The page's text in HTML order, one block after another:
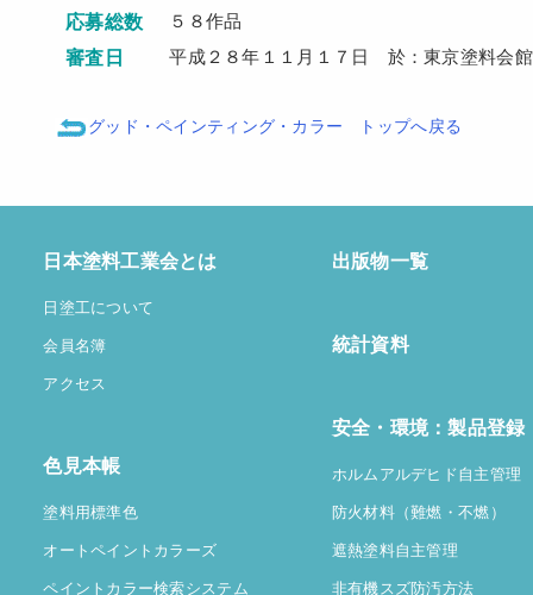
応募総数
５８作品
審査日
平成２８年１１月１７日 於：東京塗料会館
グッド・ペインティング・カラー トップへ戻る
日本塗料工業会とは
日塗工について
会員名簿
アクセス
色見本帳
塗料用標準色
オートペイントカラーズ
ペイントカラー検索システム
出版物一覧
統計資料
安全・環境：製品登録
ホルムアルデヒド自主管理
防火材料（難燃・不燃）
遮熱塗料自主管理
非有機スズ防汚方法